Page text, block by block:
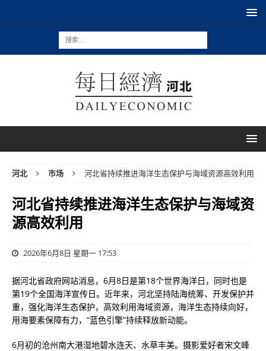
河北 市场 河北省持续推进海洋生态保护与海域资源高效利用
河北省持续推进海洋生态保护与海域资
源高效利用
2026年6月8日 星期一 17:53
据河北省政府网站消息，6月8日是第18个世界海洋日，同时也是
第19个全国海洋宣传日。近年来，河北坚持陆海统筹、开发保护并
重，强化海洋生态保护，高效利用海域资源，海洋生态持续向好，
用海要素保障有力，“蓝色引擎”持续释放新动能。
6月初的沧州南大港湿地碧水连天、水草丰美。摄影爱好者宋文峰